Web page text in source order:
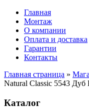
Главная
Монтаж
О компании
Оплата и доставка
Гарантии
Контакты
Главная страница »
Natural Classic 5543 Дуб
Каталог